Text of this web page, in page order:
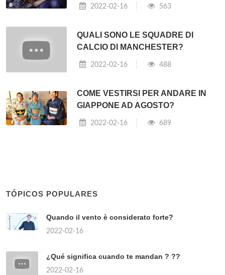
2022-02-16 563
QUALI SONO LE SQUADRE DI
CALCIO DI MANCHESTER?
2022-02-16 488
COME VESTIRSI PER ANDARE IN
GIAPPONE AD AGOSTO?
2022-02-16 689
TÓPICOS POPULARES
Quando il vento è considerato forte?
2022-02-16
¿Qué significa cuando te mandan ? ??
2022-02-16